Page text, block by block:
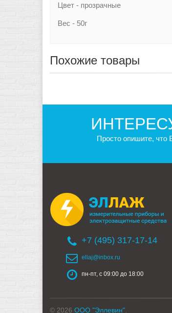
Цвет - прозрачные
Вес - 50г
Похожие товары
Просто опишите,
+7 (495) 317-17-14
ellaj@inbox.ru
пн-пт, с 09:00 до 18:00
© 2026 ООО "Эллевин".